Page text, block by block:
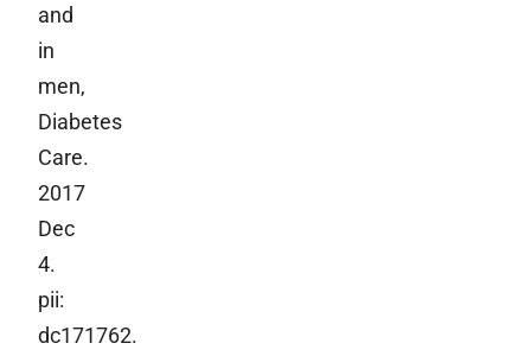
and
in
men,
Diabetes
Care.
2017
Dec
4.
pii:
dc171762.